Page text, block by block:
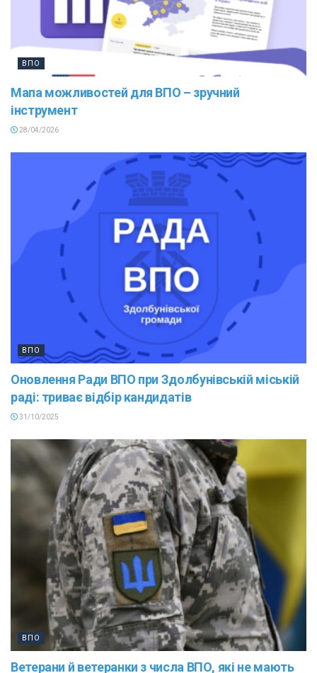
ВПО
Мапа можливостей для ВПО – зручний
інструмент
28/04/2026
ВПО
Оновлення Ради ВПО при Здолбунівській міській
раді: триває відбір кандидатів
31/10/2025
ВПО
Ветерани й ветеранки з числа ВПО, які не мають